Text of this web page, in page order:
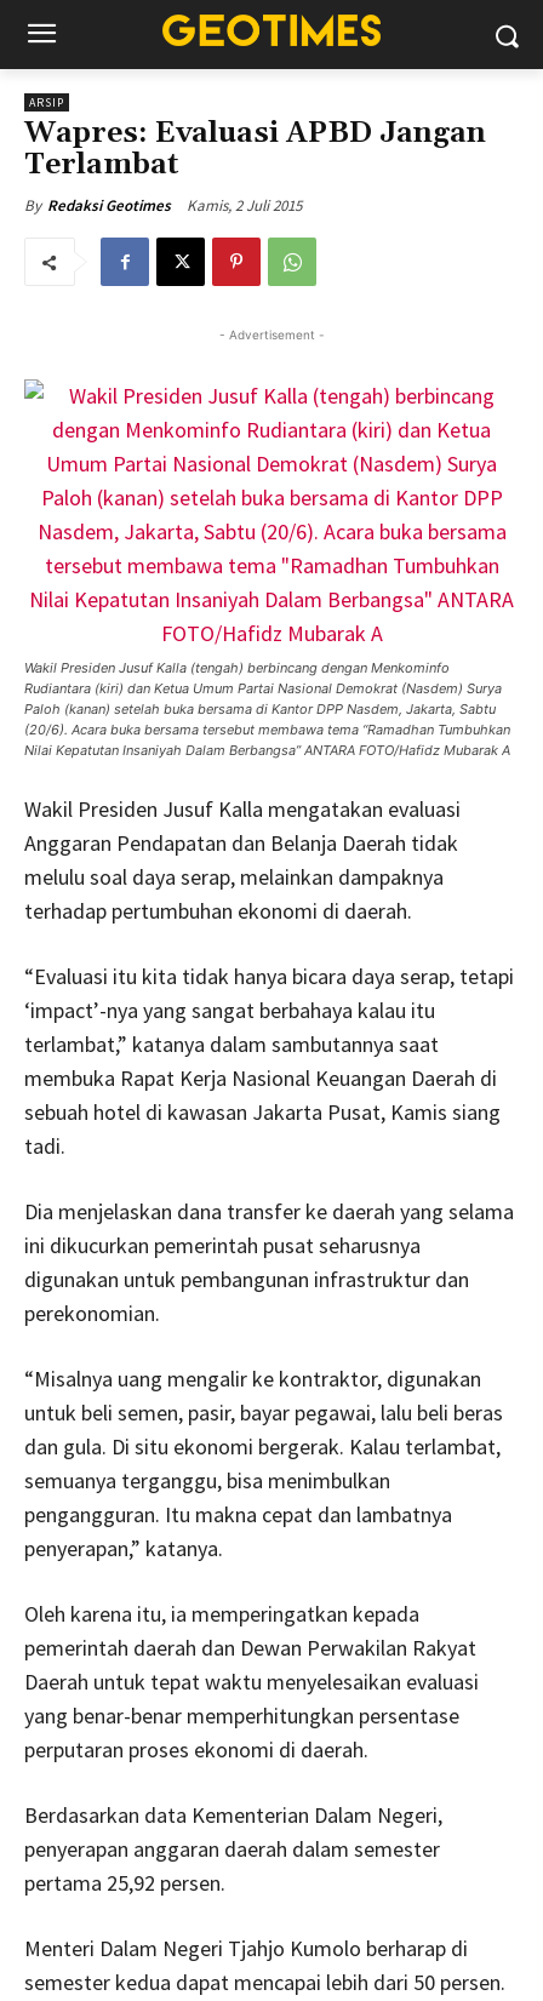
ARSIP
Wapres: Evaluasi APBD Jangan
Terlambat
By Redaksi Geotimes Kamis, 2 Juli 2015
- Advertisement -
Wakil Presiden Jusuf Kalla (tengah) berbincang dengan Menkominfo
Rudiantara (kiri) dan Ketua Umum Partai Nasional Demokrat (Nasdem) Surya
Paloh (kanan) setelah buka bersama di Kantor DPP Nasdem, Jakarta, Sabtu
(20/6). Acara buka bersama tersebut membawa tema “Ramadhan Tumbuhkan
Nilai Kepatutan Insaniyah Dalam Berbangsa” ANTARA FOTO/Hafidz Mubarak A
Wakil Presiden Jusuf Kalla mengatakan evaluasi
Anggaran Pendapatan dan Belanja Daerah tidak
melulu soal daya serap, melainkan dampaknya
terhadap pertumbuhan ekonomi di daerah.
“Evaluasi itu kita tidak hanya bicara daya serap, tetapi
‘impact’-nya yang sangat berbahaya kalau itu
terlambat,” katanya dalam sambutannya saat
membuka Rapat Kerja Nasional Keuangan Daerah di
sebuah hotel di kawasan Jakarta Pusat, Kamis siang
tadi.
Dia menjelaskan dana transfer ke daerah yang selama
ini dikucurkan pemerintah pusat seharusnya
digunakan untuk pembangunan infrastruktur dan
perekonomian.
“Misalnya uang mengalir ke kontraktor, digunakan
untuk beli semen, pasir, bayar pegawai, lalu beli beras
dan gula. Di situ ekonomi bergerak. Kalau terlambat,
semuanya terganggu, bisa menimbulkan
pengangguran. Itu makna cepat dan lambatnya
penyerapan,” katanya.
Oleh karena itu, ia memperingatkan kepada
pemerintah daerah dan Dewan Perwakilan Rakyat
Daerah untuk tepat waktu menyelesaikan evaluasi
yang benar-benar memperhitungkan persentase
perputaran proses ekonomi di daerah.
Berdasarkan data Kementerian Dalam Negeri,
penyerapan anggaran daerah dalam semester
pertama 25,92 persen.
Menteri Dalam Negeri Tjahjo Kumolo berharap di
semester kedua dapat mencapai lebih dari 50 persen.